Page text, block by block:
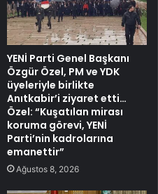
YENİ Parti Genel Başkanı
Özgür Özel, PM ve YDK
üyeleriyle birlikte
Anıtkabir’i ziyaret etti…
Özel: “Kuşatılan mirası
koruma görevi, YENİ
Parti’nin kadrolarına
emanettir”
Ağustos 8, 2026